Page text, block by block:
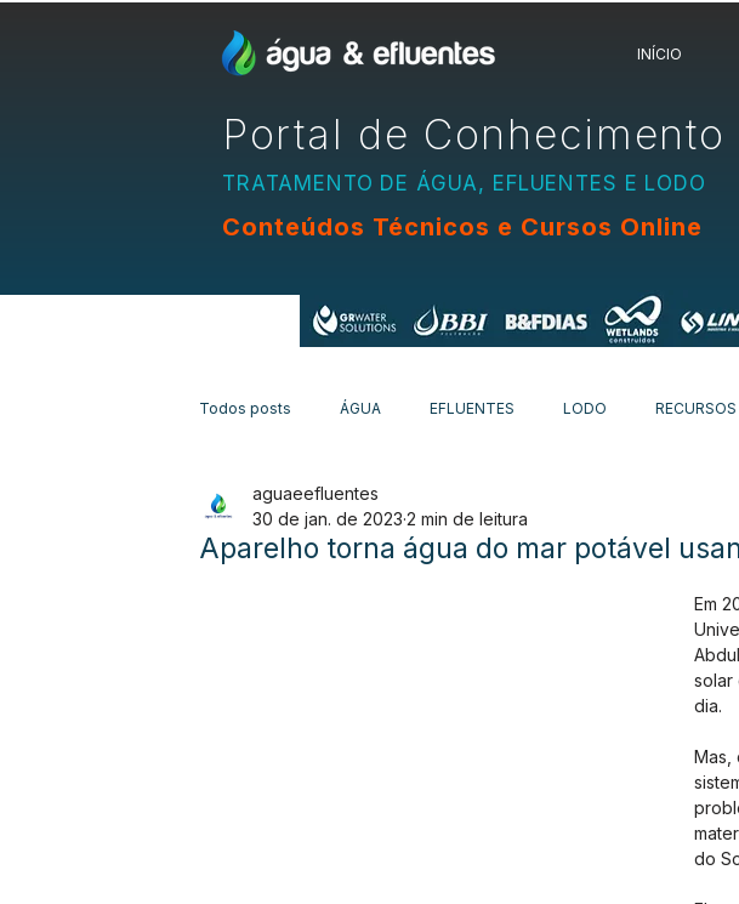
INÍCIO
Portal de Conhecimento
TRATAMENTO DE ÁGUA, EFLUENTES E LODO
Conteúdos Técnicos e Cursos Online
Todos posts ÁGUA EFLUENTES LODO
EQUIPAMENTOS
Aparelho torna água do mar potável
aguaeefluentes
30 de jan. de 2023 2 min de leitura
Em
solar
dia.
Mas,
do